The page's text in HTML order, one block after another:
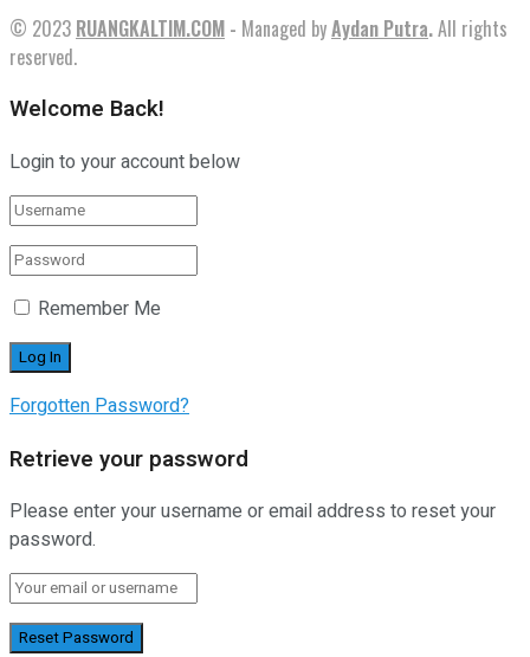
© 2023 RUANGKALTIM.COM - Managed byAydan Putra.All rights
reserved.
Welcome Back!
Login to your account below
Remember Me
Forgotten Password?
Retrieve your password
Please enter your username or email address to reset your
password.